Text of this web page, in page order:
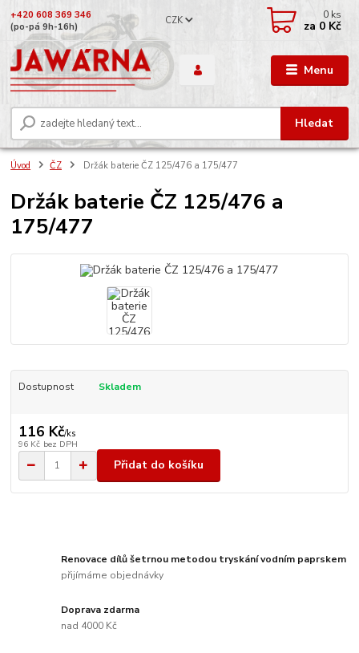
Menu
CZK
Hledat
+420 608 369 346
(po-pá 9h-16h)
0 ks
za 0 Kč
Úvod ČZ Držák baterie ČZ 125/476 a 175/477
Držák baterie ČZ 125/476 a
175/477
Dostupnost Skladem
116 Kč/ks
96 Kč bez DPH
Přidat do košíku
Renovace dílů šetrnou metodou tryskání vodním paprskem
přijímáme objednávky
Doprava zdarma
nad 4000 Kč